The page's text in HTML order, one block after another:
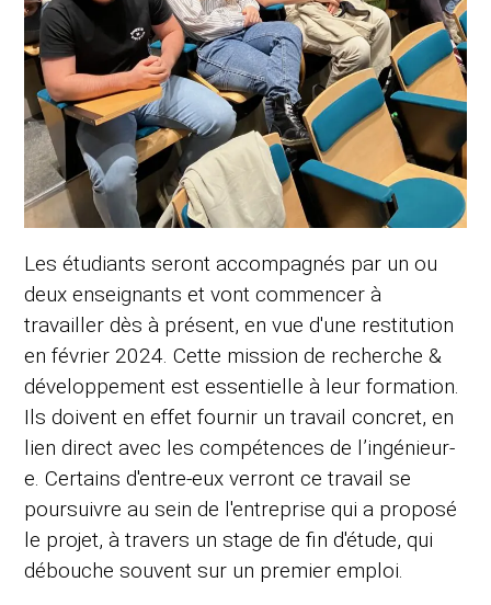
Les étudiants seront accompagnés par un ou
deux enseignants et vont commencer à
travailler dès à présent, en vue d'une restitution
en février 2024. Cette mission de recherche &
développement est essentielle à leur formation.
Ils doivent en effet fournir un travail concret, en
lien direct avec les compétences de l’ingénieur-
e. Certains d'entre-eux verront ce travail se
poursuivre au sein de l'entreprise qui a proposé
le projet, à travers un stage de fin d'étude, qui
débouche souvent sur un premier emploi.